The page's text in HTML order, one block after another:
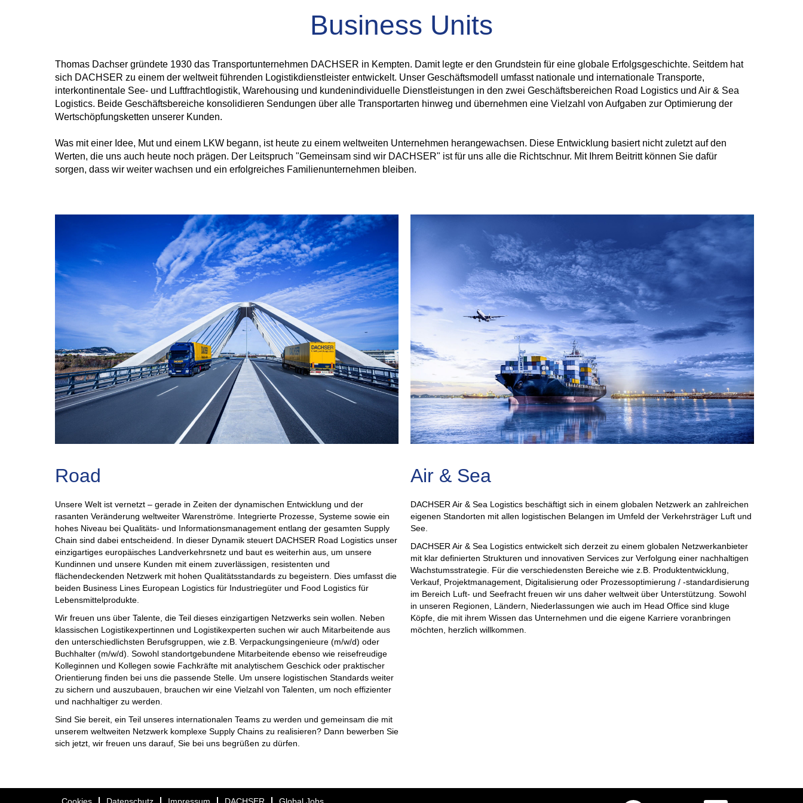
Business Units
Thomas Dachser gründete 1930 das Transportunternehmen DACHSER in Kempten. Damit legte er den Grundstein für eine globale Erfolgsgeschichte. Seitdem hat
sich DACHSER zu einem der weltweit führenden Logistikdienstleister entwickelt. Unser Geschäftsmodell umfasst nationale und internationale Transporte,
interkontinentale See- und Luftfrachtlogistik, Warehousing und kundenindividuelle Dienstleistungen in den zwei Geschäftsbereichen Road Logistics und Air & Sea
Logistics. Beide Geschäftsbereiche konsolidieren Sendungen über alle Transportarten hinweg und übernehmen eine Vielzahl von Aufgaben zur Optimierung der
Wertschöpfungsketten unserer Kunden.
Was mit einer Idee, Mut und einem LKW begann, ist heute zu einem weltweiten Unternehmen herangewachsen. Diese Entwicklung basiert nicht zuletzt auf den
Werten, die uns auch heute noch prägen. Der Leitspruch "Gemeinsam sind wir DACHSER" ist für uns alle die Richtschnur. Mit Ihrem Beitritt können Sie dafür
sorgen, dass wir weiter wachsen und ein erfolgreiches Familienunternehmen bleiben.
Road
Unsere Welt ist vernetzt – gerade in Zeiten der dynamischen Entwicklung und der
rasanten Veränderung weltweiter Warenströme. Integrierte Prozesse, Systeme sowie ein
hohes Niveau bei Qualitäts- und Informationsmanagement entlang der gesamten Supply
Chain sind dabei entscheidend. In dieser Dynamik steuert DACHSER Road Logistics unser
einzigartiges europäisches Landverkehrsnetz und baut es weiterhin aus, um unsere
Kundinnen und unsere Kunden mit einem zuverlässigen, resistenten und
flächendeckenden Netzwerk mit hohen Qualitätsstandards zu begeistern. Dies umfasst die
beiden Business Lines European Logistics für Industriegüter und Food Logistics für
Lebensmittelprodukte.
Wir freuen uns über Talente, die Teil dieses einzigartigen Netzwerks sein wollen. Neben
klassischen Logistikexpertinnen und Logistikexperten suchen wir auch Mitarbeitende aus
den unterschiedlichsten Berufsgruppen, wie z.B. Verpackungsingenieure (m/w/d) oder
Buchhalter (m/w/d). Sowohl standortgebundene Mitarbeitende ebenso wie reisefreudige
Kolleginnen und Kollegen sowie Fachkräfte mit analytischem Geschick oder praktischer
Orientierung finden bei uns die passende Stelle. Um unsere logistischen Standards weiter
zu sichern und auszubauen, brauchen wir eine Vielzahl von Talenten, um noch effizienter
und nachhaltiger zu werden.
Sind Sie bereit, ein Teil unseres internationalen Teams zu werden und gemeinsam die mit
unserem weltweiten Netzwerk komplexe Supply Chains zu realisieren? Dann bewerben Sie
sich jetzt, wir freuen uns darauf, Sie bei uns begrüßen zu dürfen.
Air & Sea
DACHSER Air & Sea Logistics beschäftigt sich in einem globalen Netzwerk an zahlreichen
eigenen Standorten mit allen logistischen Belangen im Umfeld der Verkehrsträger Luft und
See.
DACHSER Air & Sea Logistics entwickelt sich derzeit zu einem globalen Netzwerkanbieter
mit klar definierten Strukturen und innovativen Services zur Verfolgung einer nachhaltigen
Wachstumsstrategie. Für die verschiedensten Bereiche wie z.B. Produktentwicklung,
Verkauf, Projektmanagement, Digitalisierung oder Prozessoptimierung / -standardisierung
im Bereich Luft- und Seefracht freuen wir uns daher weltweit über Unterstützung. Sowohl
in unseren Regionen, Ländern, Niederlassungen wie auch im Head Office sind kluge
Köpfe, die mit ihrem Wissen das Unternehmen und die eigene Karriere voranbringen
möchten, herzlich willkommen.